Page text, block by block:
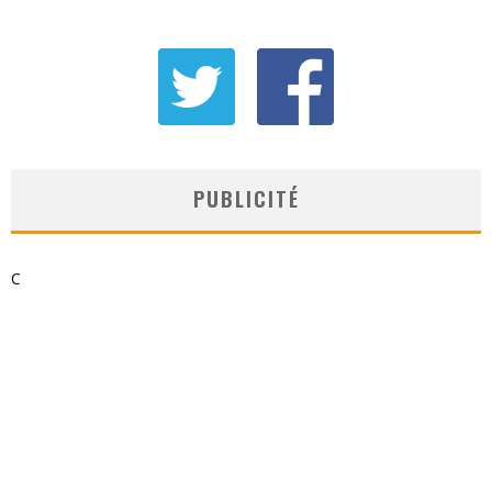
PUBLICITÉ
C